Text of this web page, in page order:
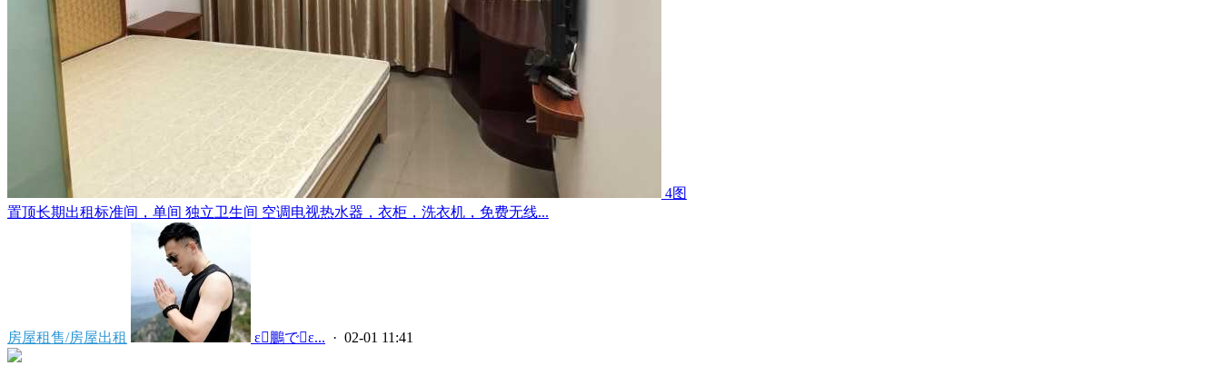
4图
置顶长期出租标准间，单间 独立卫生间 空调电视热水器，衣柜，洗衣机，免费无线...
房屋租售/房屋出租  ε鵬でε... · 02-01 11:41